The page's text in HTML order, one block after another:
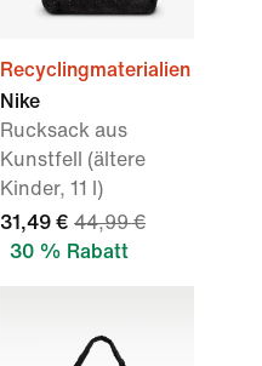
Recyclingmaterialien
Nike
Rucksack aus
Kunstfell (ältere
Kinder, 11 l)
31,49 € 44,99 €
30 % Rabatt